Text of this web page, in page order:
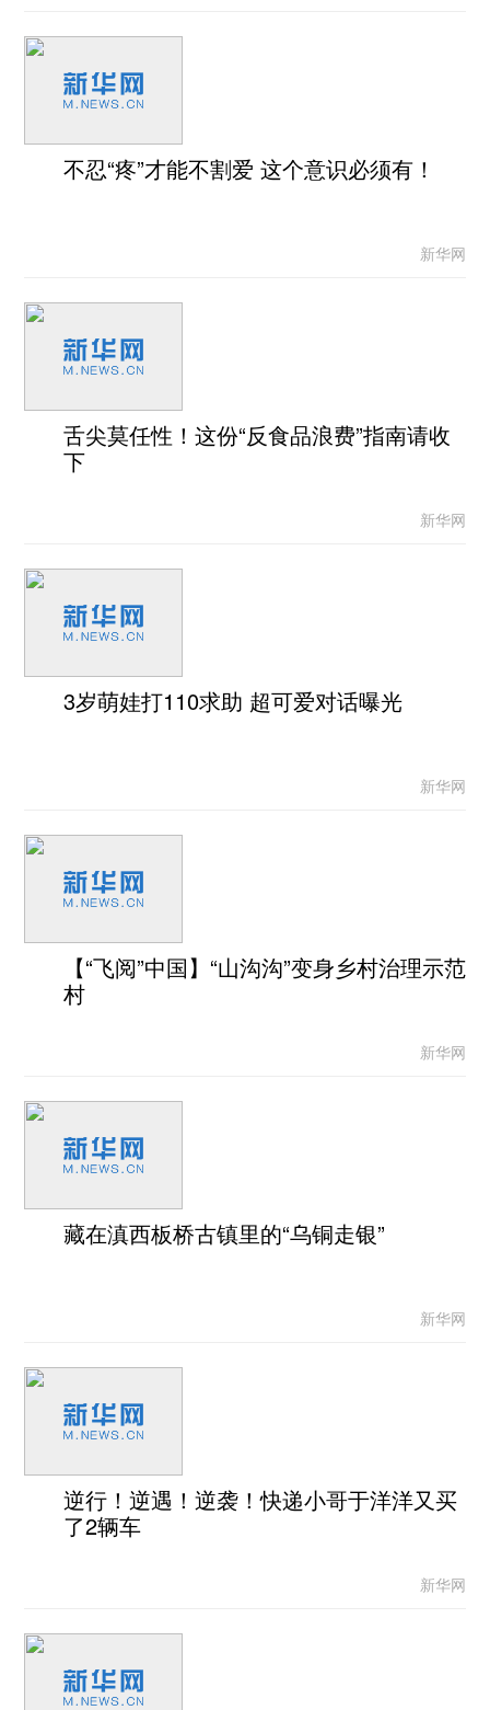
不忍“疼”才能不割爱 这个意识必须有！
新华网
舌尖莫任性！这份“反食品浪费”指南请收
下
新华网
3岁萌娃打110求助 超可爱对话曝光
新华网
【“飞阅”中国】“山沟沟”变身乡村治理示范
村
新华网
藏在滇西板桥古镇里的“乌铜走银”
新华网
逆行！逆遇！逆袭！快递小哥于洋洋又买
了2辆车
新华网